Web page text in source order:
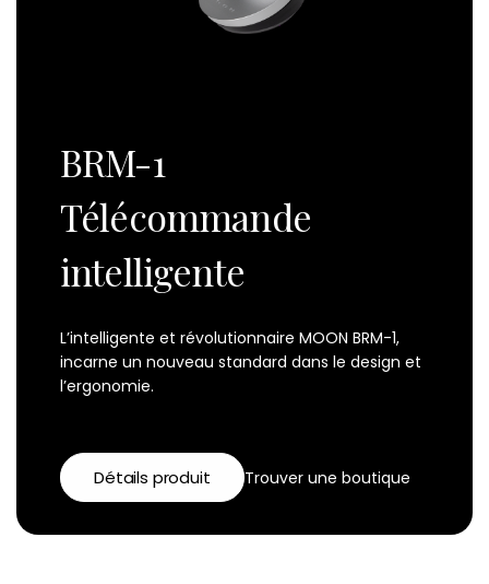
BRM-1
Télécommande
intelligente
L’intelligente et révolutionnaire MOON BRM-1,
incarne un nouveau standard dans le design et
l’ergonomie.
Détails produit Trouver une boutique